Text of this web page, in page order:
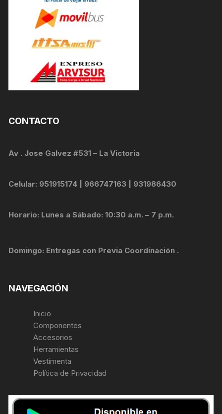
CONTACTO
Av . Jose Galvez #531 – La Victoria
Celular: 951915174 | 966747163 | 931986430
Horario: Lunes a Sábado: 10:30 a.m. – 7 p.m.
Domingo: Entregas con Previa Coordinación .
NAVEGACIÓN
Inicio
Componentes
Accesorios
Herramientas
Vestimenta
Política de Privacidad